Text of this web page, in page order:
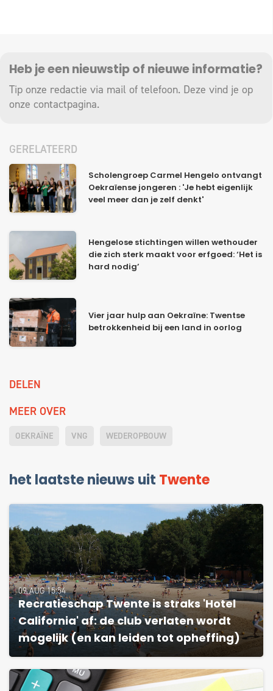
Heb je een nieuwstip of nieuwe informatie?
Tip onze redactie via mail of telefoon. Deze vind je op
onze contactpagina.
GERELATEERD
Scholengroep Carmel Hengelo ontvangt
Oekraïense jongeren : 'Je hebt eigenlijk
veel meer dan je zelf denkt'
Hengelose stichtingen willen wethouder
die zich sterk maakt voor erfgoed: ‘Het is
hard nodig’
Vier jaar hulp aan Oekraïne: Twentse
betrokkenheid bij een land in oorlog
DELEN
MEER OVER
OEKRAÏNE VNG WEDEROPBOUW
het laatste nieuws uit Twente
09 AUG 15:54
Recratieschap Twente is straks 'Hotel
California' af: de club verlaten wordt
mogelijk (en kan leiden tot opheffing)